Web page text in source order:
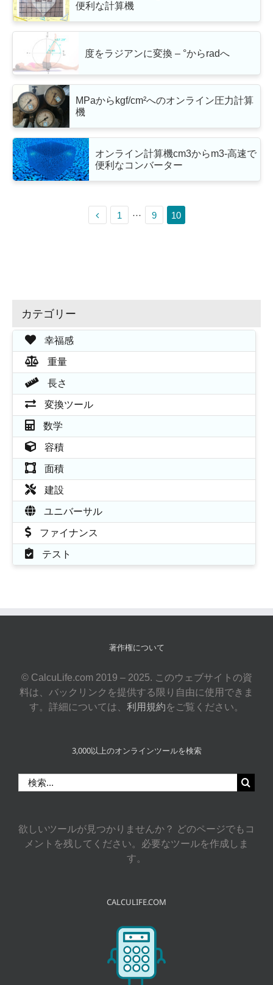
便利な計算機
度をラジアンに変換 – °からradへ
MPaからkgf/cm²へのオンライン圧力計算
機
オンライン計算機cm3からm3-高速で
便利なコンバーター
1 ··· 9 10
カテゴリー
幸福感
重量
長さ
変換ツール
数学
容積
面積
建設
ユニバーサル
ファイナンス
テスト
著作権について
© CalcuLife.com 2019 – 2025. このウェブサイトの資
料は、バックリンクを提供する限り自由に使用できま
す。詳細については、 利用規約をご覧ください。
3,000以上のオンラインツールを検索
索
欲しいツールが見つかりませんか？ どのページでもコ
メントを残してください。必要なツールを作成しま
す。
CALCULIFE.COM